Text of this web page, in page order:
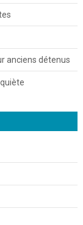
anciens détenus